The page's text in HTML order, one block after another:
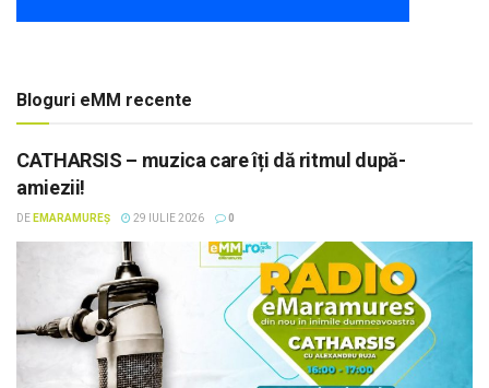
Bloguri eMM recente
CATHARSIS – muzica care îți dă ritmul după-
amiezii!
DE EMARAMUREȘ 29 IULIE 2026 0